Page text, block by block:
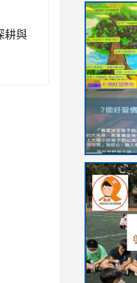
耕與
to
https://
to
https://
link
to
https://
link
to
https://
link
to
https://
8M
link
to
https://